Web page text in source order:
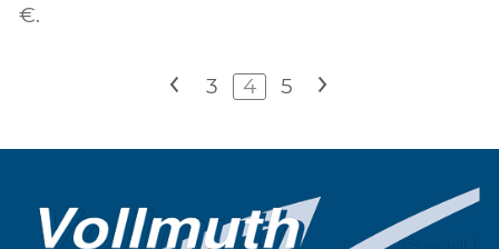
€.
< 3 4 5 >